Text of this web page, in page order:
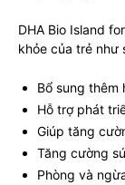
DHA Bio Island
khỏe của trẻ như
Bổ sung thêm
Hỗ trợ phát
Giúp tăng
Tăng cường
Phòng và